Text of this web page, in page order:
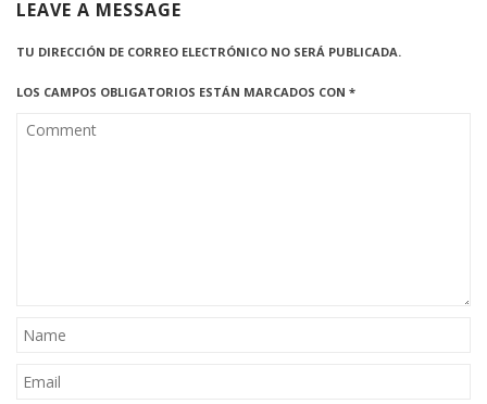
LEAVE A MESSAGE
TU DIRECCIÓN DE CORREO ELECTRÓNICO NO SERÁ PUBLICADA.
LOS CAMPOS OBLIGATORIOS ESTÁN MARCADOS CON *